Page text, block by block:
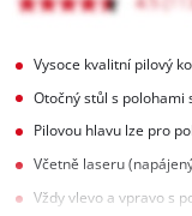
Vysoce kvalitní pilový
Otočný stůl s polohami
Pilovou hlavu lze pro
Včetně laseru
Vždy vlevo a vpravo s